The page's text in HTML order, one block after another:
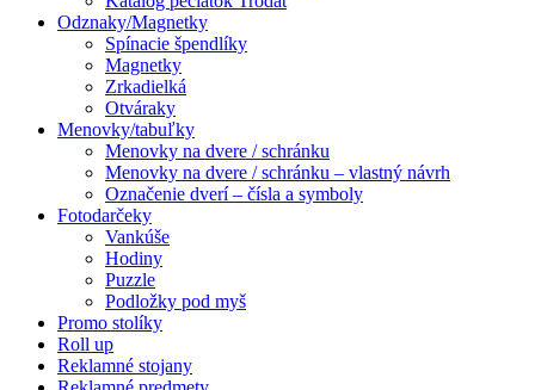
Odznaky/Magnetky
Spínacie špendlíky
Magnetky
Zrkadielká
Otváraky
Menovky/tabuľky
Menovky na dvere / schránku
Menovky na dvere / schránku – vlastný návrh
Označenie dverí – čísla a symboly
Fotodarčeky
Vankúše
Hodiny
Puzzle
Podložky pod myš
Promo stolíky
Roll up
Reklamné stojany